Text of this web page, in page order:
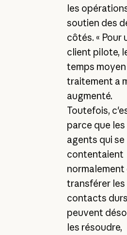
les
soutien des
côtés. « Pour
client pilote,
temps
traitement a
augmenté.
Toutefois,
parce que les
agents qui se
contentaient
normalement
transférer les
contacts durs
peuvent
les résoudre,